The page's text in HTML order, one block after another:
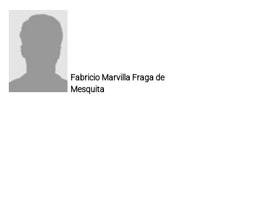
Fabricio Marvilla Fraga de
Mesquita